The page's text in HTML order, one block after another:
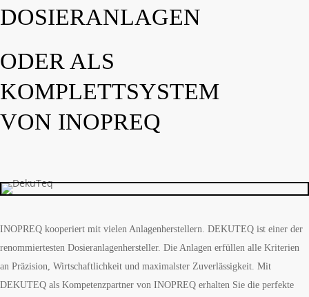
DOSIERANLAGEN
ODER ALS
KOMPLETTSYSTEM
VON INOPREQ
INOPREQ kooperiert mit vielen Anlagenherstellern. DEKUTEQ ist einer der
renommiertesten Dosieranlagenhersteller. Die Anlagen erfüllen alle Kriterien
an Präzision, Wirtschaftlichkeit und maximalster Zuverlässigkeit. Mit
DEKUTEQ als Kompetenzpartner von INOPREQ erhalten Sie die perfekte